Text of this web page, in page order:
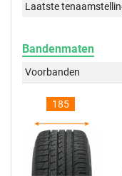
Laatste
Bandenmaten
Voorbanden
185